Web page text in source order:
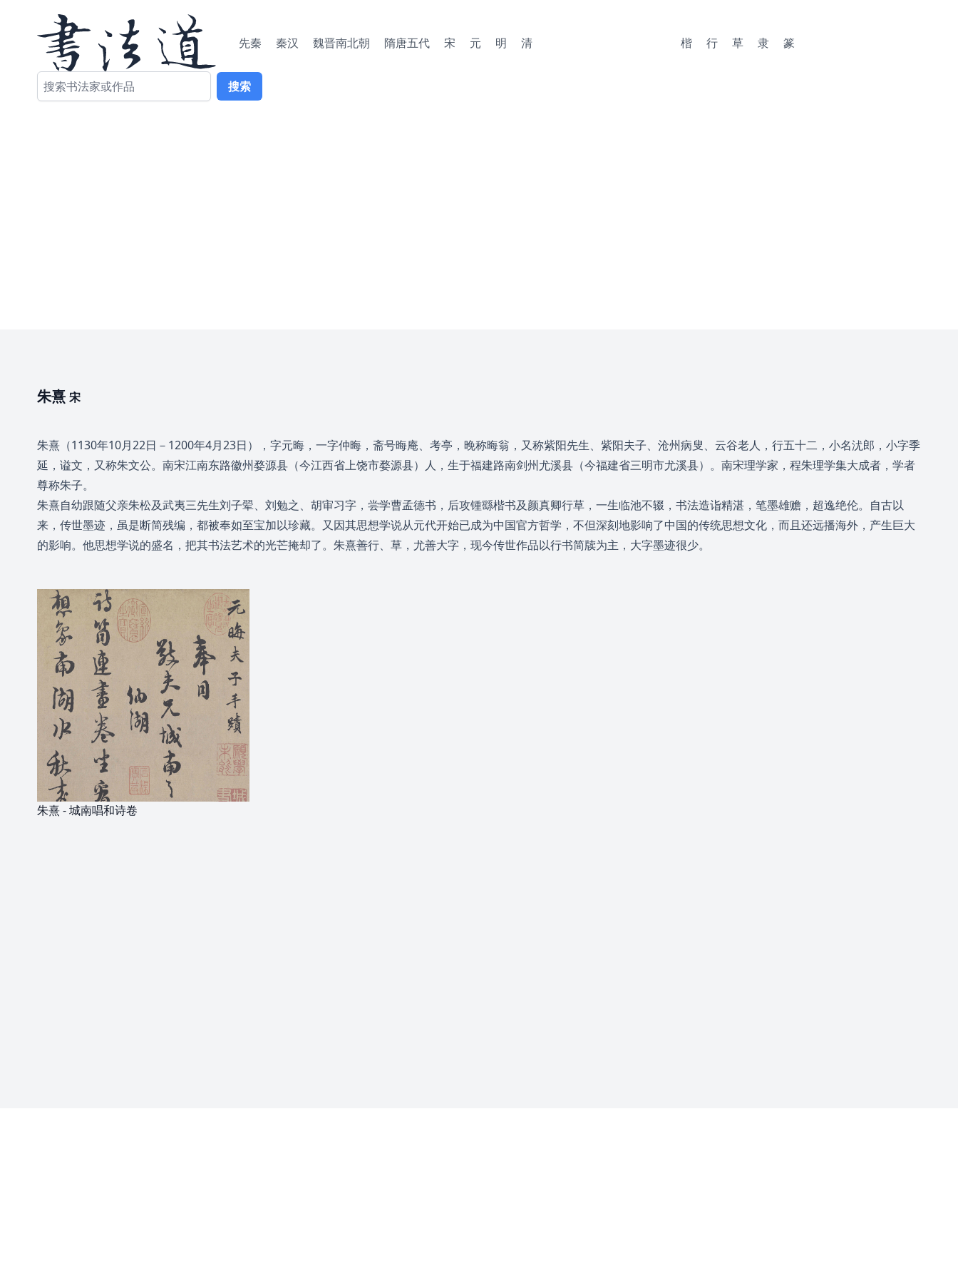
先秦 秦汉 魏晋南北朝 隋唐五代 宋 元 明 清 楷 行 草 隶 篆
搜索
朱熹 宋
朱熹（1130年10月22日－1200年4月23日），字元晦，一字仲晦，斋号晦庵、考亭，晚称晦翁，又称紫阳先生、紫阳夫子、沧州病叟、云谷老人，行五十二，小名沋郎，小字季
延，谥文，又称朱文公。南宋江南东路徽州婺源县（今江西省上饶市婺源县）人，生于福建路南剑州尤溪县（今福建省三明市尤溪县）。南宋理学家，程朱理学集大成者，学者
尊称朱子。
朱熹自幼跟随父亲朱松及武夷三先生刘子翚、刘勉之、胡审习字，尝学曹孟德书，后攻锺繇楷书及颜真卿行草，一生临池不辍，书法造诣精湛，笔墨雄赡，超逸绝伦。自古以
来，传世墨迹，虽是断简残编，都被奉如至宝加以珍藏。又因其思想学说从元代开始已成为中国官方哲学，不但深刻地影响了中国的传统思想文化，而且还远播海外，产生巨大
的影响。他思想学说的盛名，把其书法艺术的光芒掩却了。朱熹善行、草，尤善大字，现今传世作品以行书简牍为主，大字墨迹很少。
朱熹 - 城南唱和诗卷